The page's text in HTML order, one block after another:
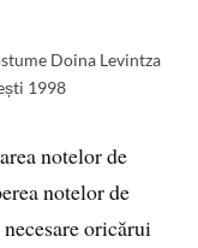
Doina Levintza
1998
notelor de
notelor de
oricărui